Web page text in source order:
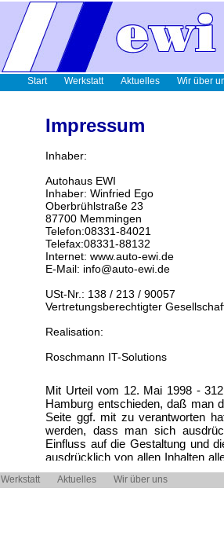
Start Werkstatt Aktuelles Wir über
Impressum
Inhaber:
Autohaus EWI
Inhaber: Winfried Ego
Oberbrühlstraße 23
87700 Memmingen
Telefon:08331-84021
Telefax:08331-88132
Internet: www.auto-ewi.de
E-Mail: info@auto-ewi.de
USt-Nr.: 138 / 213 / 90057
Vertretungsberechtigter
Realisation:
Roschmann IT-Solutions
Mit Urteil vom 12. Mai 1998 -
Hamburg entschieden, daß man
Seite ggf. mit zu verantworten
werden, dass man sich
Einfluss auf die Gestaltung und
ausdrücklich von allen Inhalten
Inhalte der gelinkten Seiten nicht
diesem Server sowie evtl.
Werkstatt Aktuelles Wir über uns